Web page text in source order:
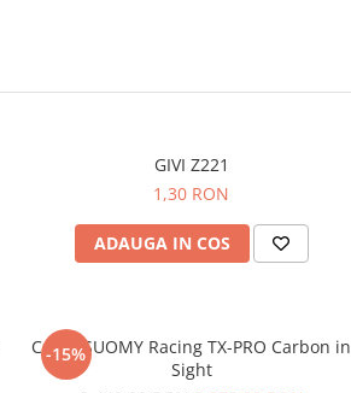
GIVI Z221
1,30 RON
ADAUGA IN COS
-15%
Casca SUOMY Racing TX-PRO Carbon in
Sight